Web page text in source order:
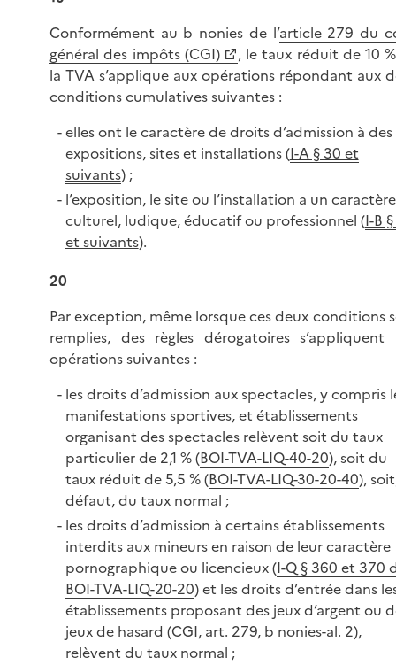
Conformément au b nonies de l’article 279 du
général des impôts (CGI)
, le taux réduit de 10
la TVA s’applique aux opérations répondant aux
conditions cumulatives suivantes :
elles ont le caractère de droits d’admission à des
expositions, sites et installations (I-A § 30 et
suivants) ;
l’exposition, le site ou l’installation a un caractère
culturel, ludique, éducatif ou professionnel (I-B
et suivants).
20
Par exception, même lorsque ces deux conditions
remplies, des règles dérogatoires s’appliquent
opérations suivantes :
les droits d’admission aux spectacles, y compris
manifestations sportives, et établissements
organisant des spectacles relèvent soit du taux
particulier de 2,1 % (BOI-TVA-LIQ-40-20), soit du
taux réduit de 5,5 % (BOI-TVA-LIQ-30-20-40),
défaut, du taux normal ;
les droits d’admission à certains établissements
interdits aux mineurs en raison de leur caractère
pornographique ou licencieux (I-Q § 360 et 370
BOI-TVA-LIQ-20-20) et les droits d’entrée dans
établissements proposant des jeux d’argent ou
jeux de hasard (CGI, art. 279, b nonies-al. 2),
relèvent du taux normal ;